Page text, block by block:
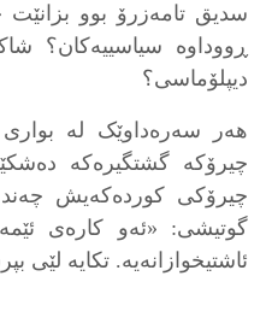
سدیق تامەزرۆ بوو بزانێت
ڕووداوە سیاسییەکان؟
دیپلۆماسی؟
هەر سەرەداوێک لە بواری
چیرۆکە گشتگیرەکە
چیرۆکی کوردەکەیش
گوتیشی: «ئەو کارەی
ئاشتیخوازانەیە. تکایە لێی